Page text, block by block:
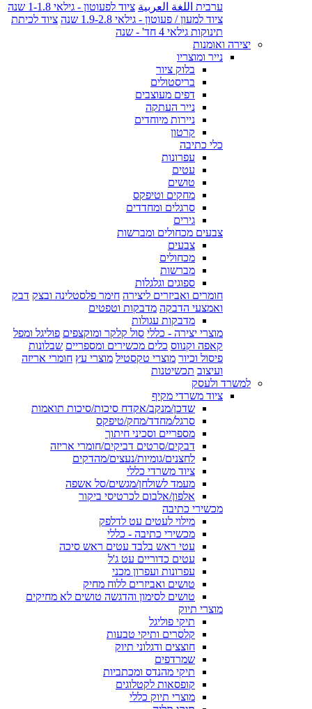
ערבית اللغة العربية ציוד לפעוטון - גילאי 1-1.8 שנה
ציוד למעון / פעוטון - גילאי 1.9-2.8 שנה
ציוד לכיתת
תינוקות גילאי 4 חד' - שנה
יצירה ואומנות
נייר ומוצריו
בלוק ציור
בריסטולים
דפים מעוצבים
נייר העתקה
ניירות מיוחדים
קרטון
כלי כתיבה
עפרונות
עטים
טושים
מחקים וטיפקס
סרגלים ומחדדים
גירים
צבעים מכחולים ומברשות
צבעים
מכחולים
מברשות
ספוגים וגלגלות
חומרים ואביזרים ליצירה חימר פלסטלינה ובצק דבק
ואמצעי הדבקה מדבקות וטפטים
מדבקות עגולות
מוצרי יצירה - כללי סול קלקר ומוקצפים פוליגל ומפל
קאפה וקנווס כלים מכשירים ומספריים שבלונות
פיסול וכיור מוצרי טקסטיל מוצרי עץ חומרי אריזה
ועיצוב תכשיטנות
למשרד ולעסק
ציוד משרדי מקיף
שדכן/מנקב/אקדח סיכות/סיכות תואמות
סרגל/מחדד/מחק/טיפקס
מספריים וסכיני חיתוך
דבקים/סרטים דביקים/חומרי אריזה
לחצנים/גומיות/נעצים/מהדקים
ציוד משרדי כללי
מעמד לשולחן/מגשים/סל אשפה
אלפון/אלבום לכרטיסי ביקור
מכשירי כתיבה
מילוי לעטים עט לדלפק
מכשירי כתיבה - כללי
עטי ראש בלבד עטים ראש סיכה
עטים כדוריים עט ג'ל
עפרונות ועפרון מכני
טושים ואביזרים ללוח מחיק
טושים לסימון והדגשה טושים לא מחיקים
מוצרי תיוק
תיקי פוליגל
קלסרים ותיקי טבעות
חוצצים ודגלוני תיוק
שמרדפים
תיקי מהנדס ומכתביות
קופסאות לקטלוגים
מוצרי תיוק כללי